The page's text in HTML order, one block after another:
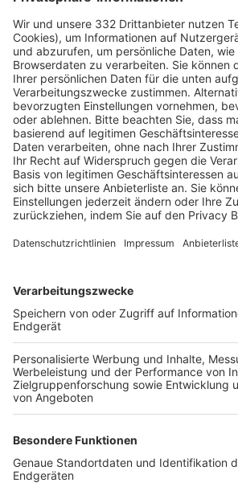
HÄUFIG BESUCHTE SEITEN
Pässe und Vereinswechsel
Trainerausbildung
Schulungsangebot Vereinsmitarbeiter
BFV-Geschäftsstellen
Trainerbörse
Login SpielPlus
FOLGE DEM BFV
TOP-VEREINE
TOP-PARTNER